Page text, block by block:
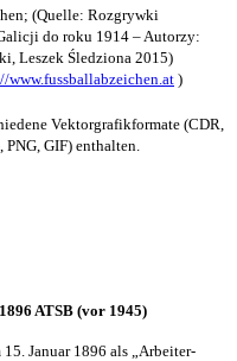
(Quelle: Rozgrywki
do roku 1914 – Autorzy:
Leszek Śledziona 2015)
www.fussballabzeichen.at )
Vektorgrafikformate (CDR,
GIF) enthalten.
ATSB (vor 1945)
15. Januar 1896 als „Arbeiter-